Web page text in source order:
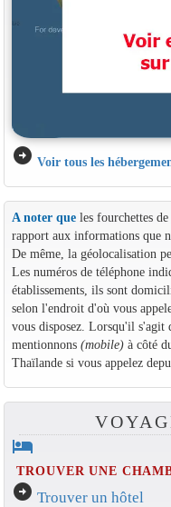
arrow_circle_right Voir tous les
A noter queles fourchettes
rapport aux informations que
De même, la géolocalisation
Les numéros de téléphone
établissements, ils sont
selon l'endroit d'où vous
vous disposez. Lorsqu'il s'agit
mentionnons (mobile)à côté
Thaïlande si vous appelez
hotel
TROUVER UNE
arrow_circle_right Trouver un hôtel